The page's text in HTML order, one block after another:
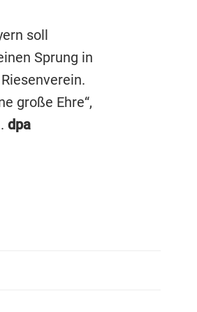
soll
Sprung in
große Ehre“,
dpa